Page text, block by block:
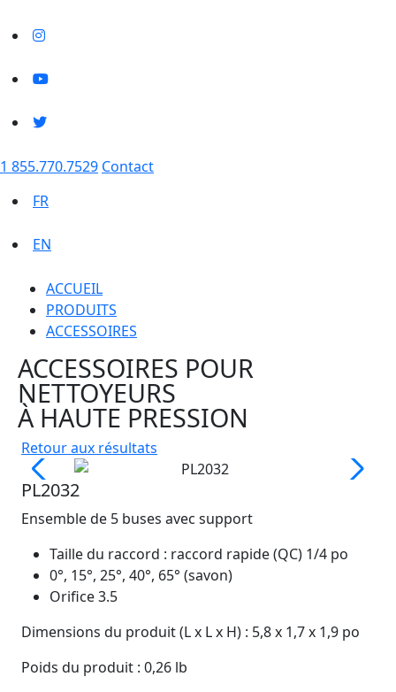
1 855.770.7529 Contact
FR
EN
ACCUEIL
PRODUITS
ACCESSOIRES
ACCESSOIRES POUR
NETTOYEURS
À HAUTE PRESSION
Retour aux résultats
PL2032
Ensemble de 5 buses avec support
Taille du raccord : raccord rapide (QC) 1/4 po
0°, 15°, 25°, 40°, 65° (savon)
Orifice 3.5
Dimensions du produit (L x L x H) : 5,8 x 1,7 x 1,9 po
Poids du produit : 0,26 lb